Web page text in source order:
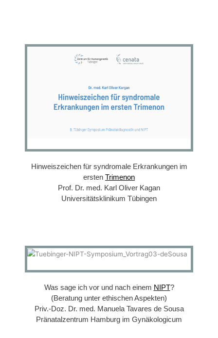
Hinweiszeichen für syndromale Erkrankungen im
ersten Trimenon
Prof. Dr. med. Karl Oliver Kagan
Universitätsklinikum Tübingen
Was sage ich vor und nach einem NIPT?
(Beratung unter ethischen Aspekten)
Priv.-Doz. Dr. med. Manuela Tavares de Sousa
Pränatalzentrum Hamburg im Gynäkologicum